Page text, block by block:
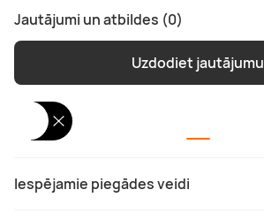
Iespējamie piegādes veidi
Jautājumi un atbildes (0)
Uzdodiet jautājumu